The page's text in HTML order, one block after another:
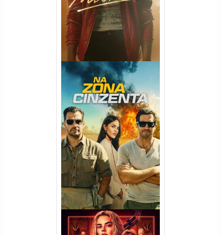
Na Zona Cinzenta Torrent
(2026) WEB-DL 1080p/4K
Dual Áudio